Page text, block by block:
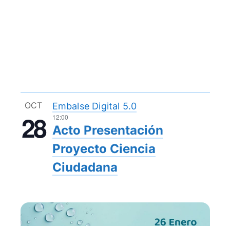
OCT
28 Acto Presentación
Proyecto Ciencia
Ciudadana
Embalse Digital 5.0
12:00